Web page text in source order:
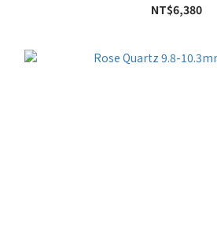
NT$6,380